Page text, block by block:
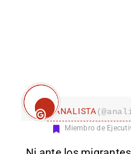
ANALISTA
Miembro de